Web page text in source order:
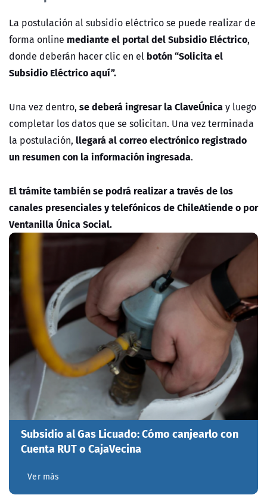
La postulación al subsidio eléctrico se puede realizar de
forma online mediante el portal del Subsidio Eléctrico,
donde deberán hacer clic en el botón “Solicita el
Subsidio Eléctrico aquí”.
Una vez dentro, se deberá ingresar la ClaveÚnicay luego
completar los datos que se solicitan. Una vez terminada
la postulación, llegará al correo electrónico registrado
un resumen con la información ingresada.
El trámite también se podrá realizar a través de los
canales presenciales y telefónicos de ChileAtiende o por
Ventanilla Única Social.
Subsidio al Gas Licuado: Cómo canjearlo con
Cuenta RUT o CajaVecina
Ver más